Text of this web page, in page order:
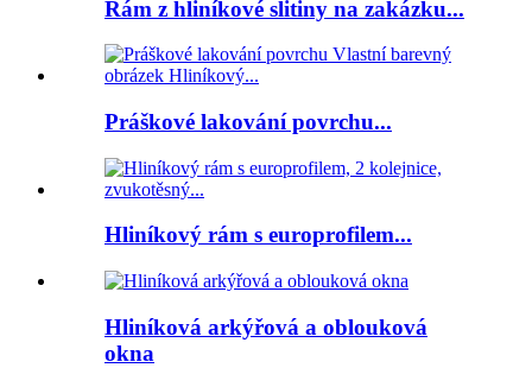
Rám z hliníkové slitiny na zakázku...
Práškové lakování povrchu...
Hliníkový rám s europrofilem...
Hliníková arkýřová a oblouková
okna